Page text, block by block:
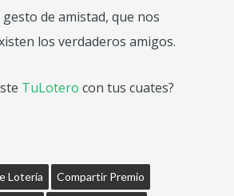
de amistad, que nos
los verdaderos amigos.
TuLotero con tus cuates?
Lotería Compartir Premio